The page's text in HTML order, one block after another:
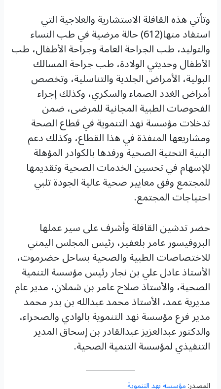
وتأتي هذه القافلة الاستشارية والعلاجية التي
استفاد منها(612) حالة مرضية في طب النساء
والتوليد، طب الجراحة العامة وجراحة الأطفال، طب
الأطفال وحديثي الولادة، طب جراحة المسالك
البولية، الأمراض الجلدية والتناسلية، وتخصص
أمراض الغدد الصماء والسكري، وكذلك إجراء
الفحوصات الطبية المجانية للمرضى، ضمن
تدخلات مؤسسة نهد التنموية في قطاع الصحة
ومشاريعها المنفذة في هذا القطاع، وكذلك دعم
البنية التحتية الصحية ورفدها بالكوادر المؤهلة
للإسهام في تحسين الخدمات الصحية وتقديمها
للمجتمع وفق معايير صحية عالية الجودة تلبي
احتياجات المجتمع.
حضر تدشين القافلة وأشرف على سير عملها
البروفيسور عامر بلعفير، رئيس المجلس اليمني
للاختصاصات الطبية والصحية بساحل حضرموت،
الأستاذ عادل علي بن نجار رئيس مؤسسة التنمية
الصحية، والأستاذ صلاح عامر بن شملان، مدير عام
مديرية عمد، الأستاذ محمد عبدالله بن بدر محمد
مدير فرع مؤسسة نهد التنموية بالوادي والصحراء،
والدكتور عبدالعزيز عبدالقادر بن إسحاق المدير
التنفيذي لمؤسسة التنمية الصحية.
المصدر:مؤسسة نهد التنموية